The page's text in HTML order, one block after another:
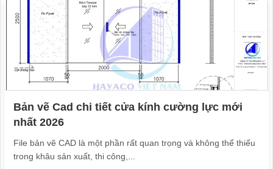
Bản vẽ Cad chi tiết cửa kính cường lực mới
nhất 2026
File bản vẽ CAD là một phần rất quan trọng và không thể thiếu
trong khâu sản xuất, thi công,...